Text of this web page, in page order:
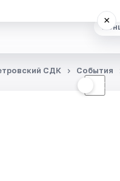
×
☾
СДК События